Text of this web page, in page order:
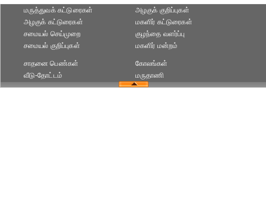
மருத்துவக் கட்டுரைகள்
அழகுக் கட்டுரைகள்
அழகுக் குறிப்புகள்
மகளிர் கட்டுரைகள்
சமையல் செய்முறை
சமையல் குறிப்புகள்
குழந்தை வளர்ப்பு
மகளிர் மன்றம்
சாதனை பெண்கள்
வீடு-தோட்டம்
கோலங்கள்
மருதாணி